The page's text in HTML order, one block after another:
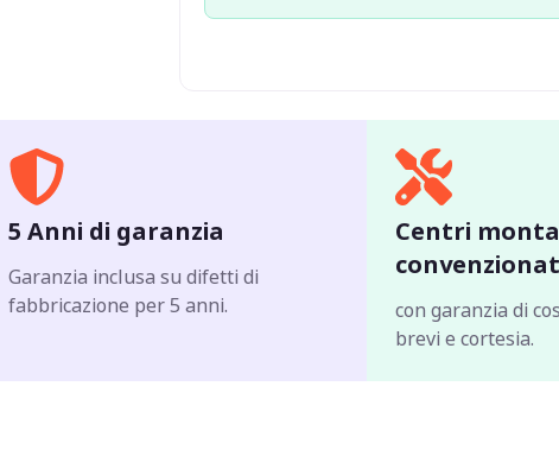
5 Anni di garanzia
Garanzia inclusa su difetti di
fabbricazione per 5 anni.
Centri
con garanzia di
brevi e cortesia.